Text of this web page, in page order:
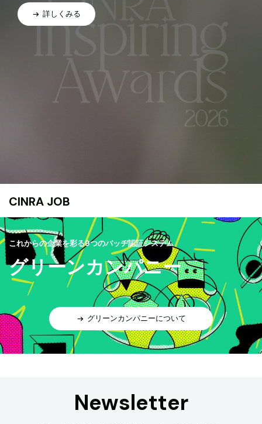
詳しくみる
CINRA JOB
これからの企業を彩る9つのバッヂ認証システム
グリーンカンパニー
グリーンカンパニーについて
Newsletter